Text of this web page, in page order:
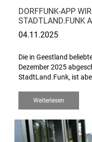
DORFFUNK-APP
STADTLAND.FUNK
04.11.2025
Die in Geestland
Dezember 2025
StadtLand.Funk, ist
Weiterlesen